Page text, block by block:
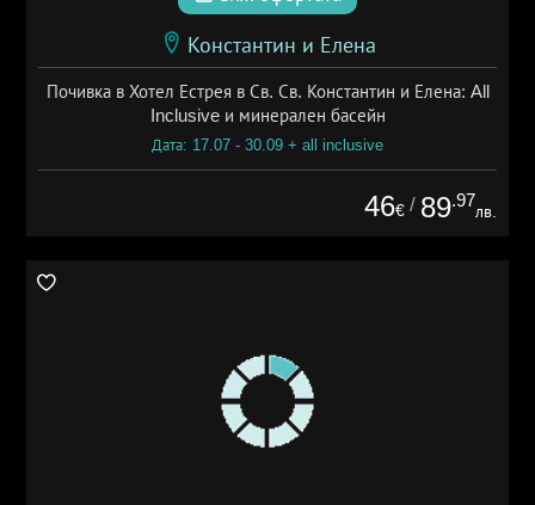
Константин и Елена
Почивка в Хотел Естрея в Св. Св. Константин и Елена: All
Inclusive и минерален басейн
Дата: 17.07 - 30.09 + all inclusive
46€ / 89.97
лв.